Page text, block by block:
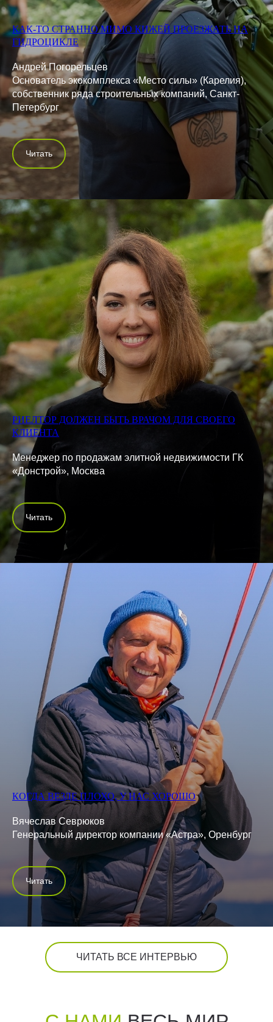
КАК-ТО СТРАННО МИМО КИЖЕЙ ПРОЕЗЖАТЬ НА
ГИДРОЦИКЛЕ
Андрей Погорельцев
Основатель экокомплекса «Место силы» (Карелия),
собственник ряда строительных компаний, Санкт-
Петербург
Читать
РИЕЛТОР ДОЛЖЕН БЫТЬ ВРАЧОМ ДЛЯ СВОЕГО
КЛИЕНТА
Менеджер по продажам элитной недвижимости ГК
«Донстрой», Москва
Читать
КОГДА ВЕЗДЕ ПЛОХО, У НАС ХОРОШО
Вячеслав Севрюков
Генеральный директор компании «Астра», Оренбург
Читать
ЧИТАТЬ ВСЕ ИНТЕРВЬЮ